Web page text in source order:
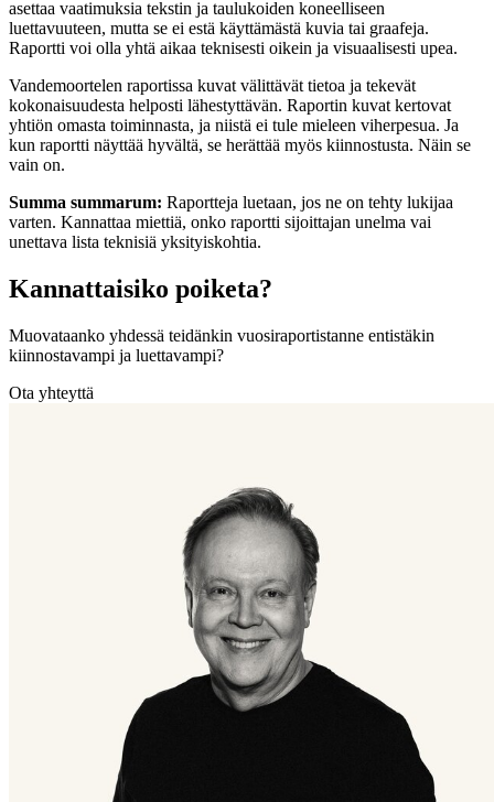
asettaa vaatimuksia tekstin ja taulukoiden koneelliseen
luettavuuteen, mutta se ei estä käyttämästä kuvia tai graafeja.
Raportti voi olla yhtä aikaa teknisesti oikein ja visuaalisesti upea.
Vandemoortelen raportissa kuvat välittävät tietoa ja tekevät
kokonaisuudesta helposti lähestyttävän. Raportin kuvat kertovat
yhtiön omasta toiminnasta, ja niistä ei tule mieleen viherpesua. Ja
kun raportti näyttää hyvältä, se herättää myös kiinnostusta. Näin se
vain on.
Summa summarum: Raportteja luetaan, jos ne on tehty lukijaa
varten. Kannattaa miettiä, onko raportti sijoittajan unelma vai
unettava lista teknisiä yksityiskohtia.
Kannattaisiko poiketa?
Muovataanko yhdessä teidänkin vuosiraportistanne entistäkin
kiinnostavampi ja luettavampi?
Ota yhteyttä